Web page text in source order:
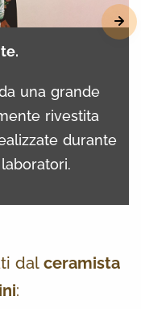
una grande
rivestita
durante
dal ceramista
: